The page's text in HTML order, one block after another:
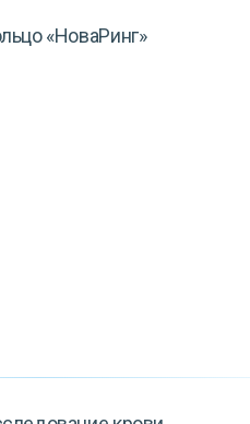
«НоваРинг»